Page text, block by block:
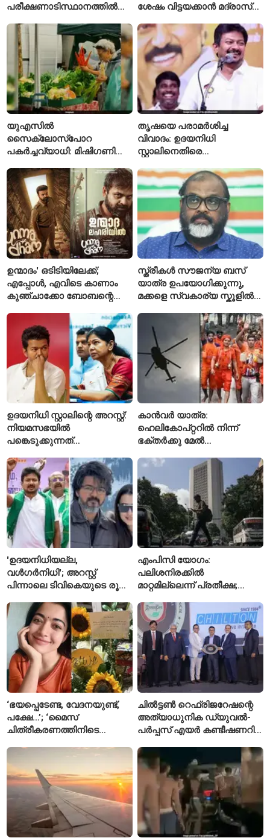
പരീക്ഷണാടിസ്ഥാനത്തിൽ
ശേഷം വിട്ടയക്കാൻ മദ്രാസ്
യുഎസിൽ
സൈക്ലോസ്പോറ
പകർച്ചവ്യാധി: മിഷിഗണിൽ
സ്ഥിരീകരിച്ചു
തൃഷയെ പരാമർശിച്ച
വിവാദം: ഉദയനിധി
സ്റ്റാലിനെതിരെ
എന്തെല്ലാം കുറ്റങ്ങൾ?
ഉന്മാദം' ഒടിടിയിലേക്ക്;
എപ്പോൾ, എവിടെ കാണാം
കുഞ്ചാക്കോ ബോബന്റെ
സ്ത്രീകൾ സൗജന്യ ബസ്
യാത്ര ഉപയോഗിക്കുന്നു,
മക്കളെ സ്വകാര്യ സ്കൂളിൽ
ഉദയനിധി സ്റ്റാലിന്റെ അറസ്റ്റ്:
നിയമസഭയിൽ
പങ്കെടുക്കുന്നത്
കനിമൊഴി
കാൻവർ യാത്ര:
ഹെലികോപ്റ്ററിൽ നിന്ന്
ഭക്തർക്കു മേൽ
ഉത്തർപ്രദേശ് സർക്കാർ
'ഉദയനിധിയല്ല,
വൾഗർനിധി'; അറസ്റ്റ്
പിന്നാലെ ടിവികെയുടെ രൂക്ഷ
എംപിസി യോഗം:
പലിശനിരക്കിൽ
മാറ്റമില്ലെന്ന് പ്രതീക്ഷ;
ജാഗ്രതയോടെ ആർബിഐ
‘ഭയപ്പെടേണ്ട, വേദനയുണ്ട്,
പക്ഷേ…’; ‘മൈസ’
ചിത്രീകരണത്തിനിടെ
ആദ്യമായി പ്രതികരിച്ച്
രശ്മിക മന്ദാന
ചിൽട്ടൺ റെഫ്രിജറേഷന്റെ
അത്യാധുനിക ഡ്യുവൽ-
പർപ്പസ് എയർ കണ്ടീഷണറിന്
പുരസ്‌കാരം